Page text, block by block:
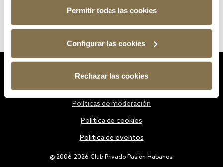
Permitir todas las cookies
Configurar las cookies
Rechazar las cookies
@ 2006-2026 Club Privado Pasión Habanos.
Políticas de moderación
Política de cookies
Política de eventos